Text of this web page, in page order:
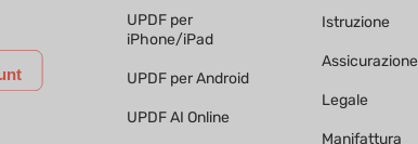
UPDF per
iPhone/iPad
UPDF per Android
UPDF AI Online
Istruzione
Assicurazione
Legale
Manifattura